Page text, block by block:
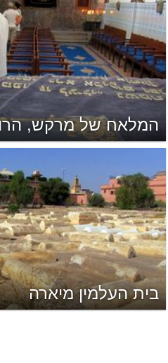
המלאח של מרקש,
בית העלמין מיארה